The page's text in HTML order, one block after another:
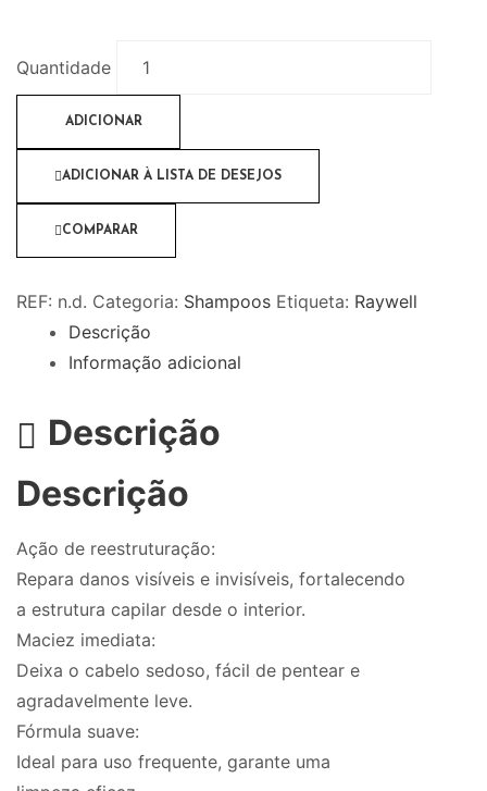
Quantidade
ADICIONAR
ADICIONAR À LISTA DE DESEJOS
COMPARAR
REF: n.d. Categoria: Shampoos Etiqueta: Raywell
Descrição
Informação adicional
Descrição
Descrição
Ação de reestruturação:
Repara danos visíveis e invisíveis, fortalecendo
a estrutura capilar desde o interior.
Maciez imediata:
Deixa o cabelo sedoso, fácil de pentear e
agradavelmente leve.
Fórmula suave:
Ideal para uso frequente, garante uma